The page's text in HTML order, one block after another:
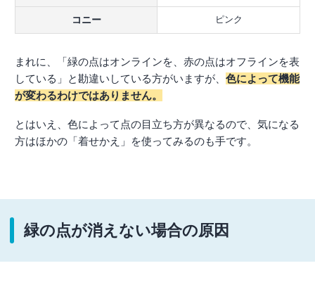
コニー ピンク
まれに、「緑の点はオンラインを、赤の点はオフラインを表
している」と勘違いしている方がいますが、 色によって機能
が変わるわけではありません。
とはいえ、色によって点の目立ち方が異なるので、気になる
方はほかの「着せかえ」を使ってみるのも手です。
緑の点が消えない場合の原因